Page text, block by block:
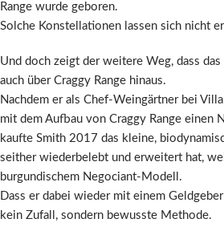
Range wurde geboren.
Solche Konstellationen lassen sich nicht
Und doch zeigt der weitere Weg, dass
auch über Craggy Range hinaus.
Nachdem er als Chef-Weingärtner bei
mit dem Aufbau von Craggy Range einen
kaufte Smith 2017 das kleine,
seither wiederbelebt und erweitert hat,
burgundischem Negociant-Modell.
Dass er dabei wieder mit einem
kein Zufall, sondern bewusste Methode.